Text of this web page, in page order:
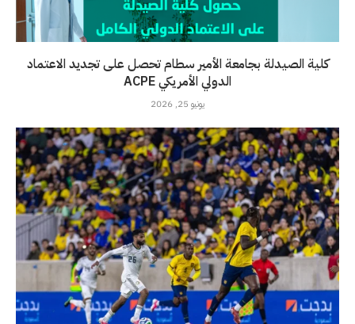
كلية الصيدلة بجامعة الأمير سطام تحصل على تجديد الاعتماد
الدولي الأمريكي ACPE
يونيو 25, 2026